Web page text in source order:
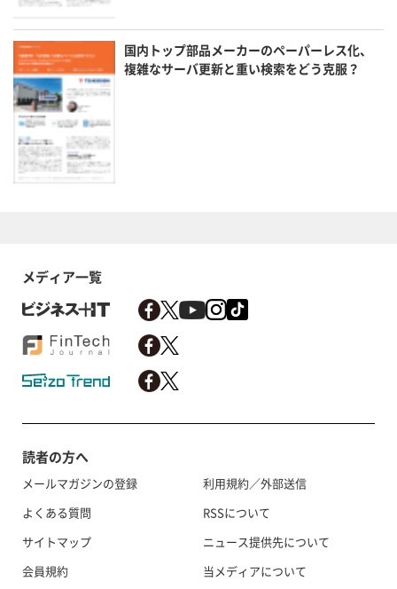
国内トップ部品メーカーのペーパーレス化、
複雑なサーバ更新と重い検索をどう克服？
メディア一覧
読者の方へ
メールマガジンの登録
よくある質問
サイトマップ
会員規約
利用規約／外部送信
RSSについて
ニュース提供先について
当メディアについて